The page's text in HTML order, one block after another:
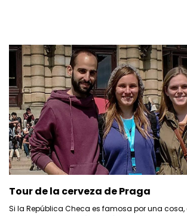
Tour de la cerveza de Praga
Si la República Checa es famosa por una cosa,